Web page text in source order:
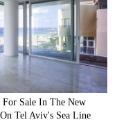
Sale In The New
Tel Aviv's Sea Line